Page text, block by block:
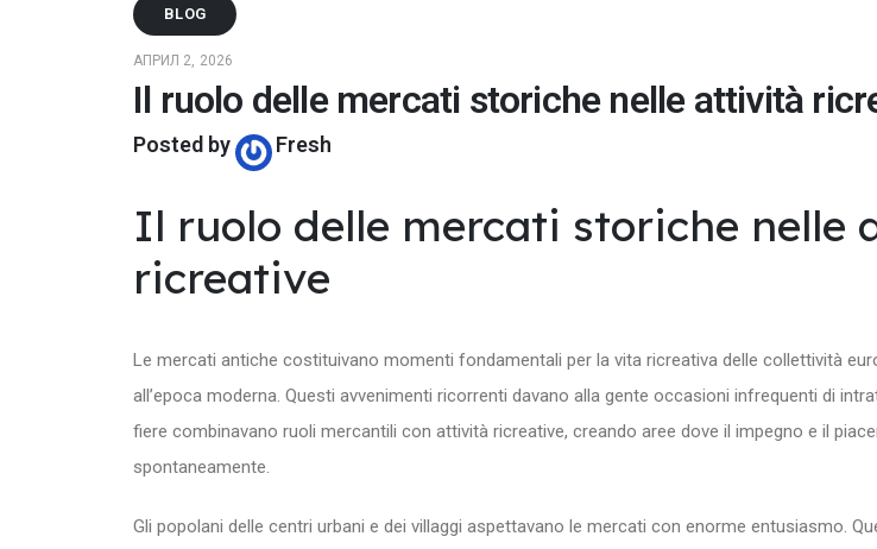
BLOG
АПРИЛ 2, 2026
Il ruolo delle mercati storiche nelle attività
Posted by Fresh
Il ruolo delle mercati storiche nelle
ricreative
Le mercati antiche costituivano momenti fondamentali per la vita ricreativa delle collettività
all’epoca moderna. Questi avvenimenti ricorrenti davano alla gente occasioni infrequenti di
fiere combinavano ruoli mercantili con attività ricreative, creando aree dove il impegno e il
spontaneamente.
Gli popolani delle centri urbani e dei villaggi aspettavano le mercati con enorme entusiasmo.